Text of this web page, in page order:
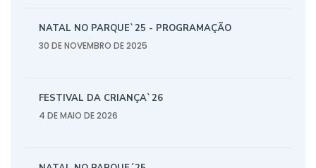
NATAL NO PARQUE`25 - PROGRAMAÇÃO
30 DE NOVEMBRO DE 2025
FESTIVAL DA CRIANÇA`26
4 DE MAIO DE 2026